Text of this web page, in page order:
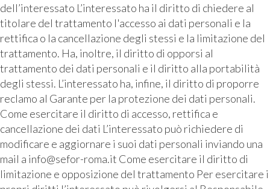
dell’interessato L’interessato ha il diritto di chiedere al
titolare del trattamento l'accesso ai dati personali e la
rettifica o la cancellazione degli stessi e la limitazione del
trattamento. Ha, inoltre, il diritto di opporsi al
trattamento dei dati personali e il diritto alla portabilità
degli stessi. L’interessato ha, infine, il diritto di proporre
reclamo al Garante per la protezione dei dati personali.
Come esercitare il diritto di accesso, rettifica e
cancellazione dei dati L’interessato può richiedere di
modificare e aggiornare i suoi dati personali inviando una
mail a info@sefor-roma.it Come esercitare il diritto di
limitazione e opposizione del trattamento Per esercitare i